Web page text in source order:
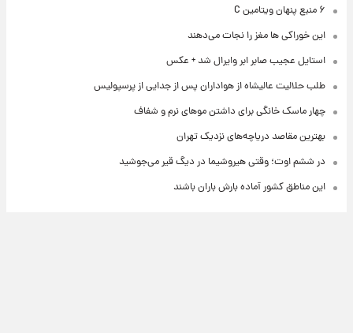
۶ منبع پنهان ویتامین C
این خوراکی ها مغز را نجات می‌دهند
استایل عجیب صابر ابر وایرال شد + عکس
طلب حلالیت عالیشاه از هواداران پس از جدایی از پرسپولیس
چهار ماسک خانگی برای داشتن موهای نرم و شفاف
بهترین مقاصد دریاچه‌های نزدیک تهران
در ششم اوت؛ وقتی هیروشیما در دیگ قیر می‌جوشید
این مناطق کشور آماده بارش باران باشند